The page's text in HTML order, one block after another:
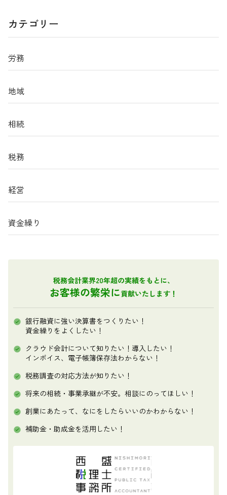
カテゴリー
労務
地域
相続
税務
経営
資金繰り
税務会計業界20年超の実績をもとに、
お客様の繁栄に貢献いたします！
銀行融資に強い決算書をつくりたい！
資金繰りをよくしたい！
クラウド会計について知りたい！導入したい！
インボイス、電子帳簿保存法わからない！
税務調査の対応方法が知りたい！
将来の相続・事業承継が不安。相談にのってほしい！
創業にあたって、なにをしたらいいのかわからない！
補助金・助成金を活用したい！